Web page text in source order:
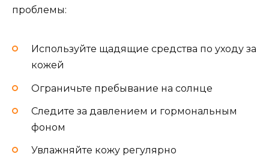
проблемы:
Используйте щадящие средства по уходу за
кожей
Ограничьте пребывание на солнце
Следите за давлением и гормональным
фоном
Увлажняйте кожу регулярно